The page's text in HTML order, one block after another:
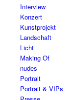
Interview
Konzert
Kunstprojekt
Landschaft
Licht
Making Of
nudes
Portrait
Portrait & VIPs